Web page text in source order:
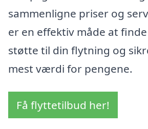
sammenligne priser og
er en effektiv måde at
støtte til din flytning og
mest værdi for pengene.
Få flyttetilbud her!